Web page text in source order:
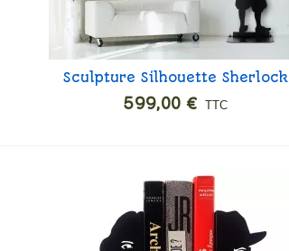
Ajouter
Sculpture Silhouette Sherlock
Holmes
599,00 € TTC